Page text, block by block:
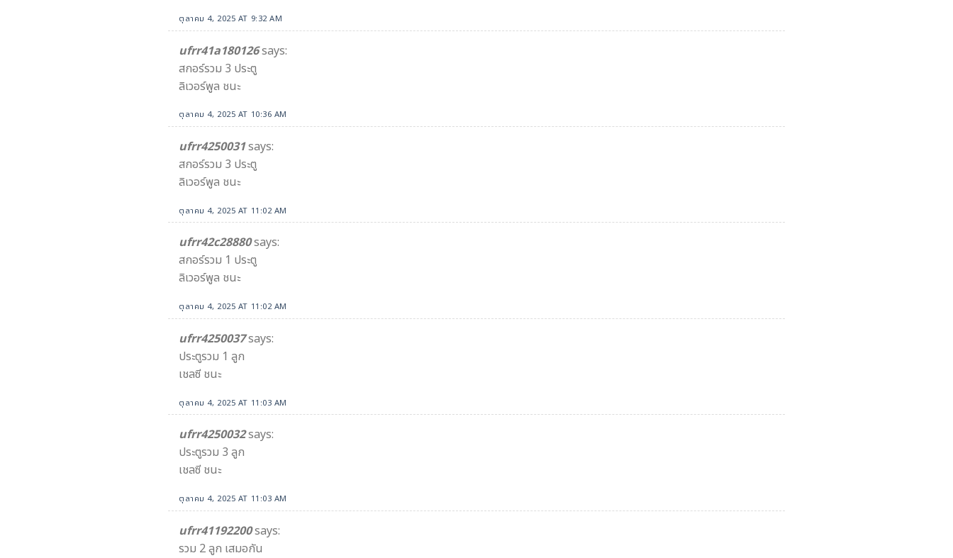
ตุลาคม 4, 2025 AT 9:32 AM
ufrr41a180126says:
สกอร์รวม 3 ประตู
ลิเวอร์พูล ชนะ
ตุลาคม 4, 2025 AT 10:36 AM
ufrr4250031says:
สกอร์รวม 3 ประตู
ลิเวอร์พูล ชนะ
ตุลาคม 4, 2025 AT 11:02 AM
ufrr42c28880says:
สกอร์รวม 1 ประตู
ลิเวอร์พูล ชนะ
ตุลาคม 4, 2025 AT 11:02 AM
ufrr4250037says:
ประตูรวม 1 ลูก
เชลซี ชนะ
ตุลาคม 4, 2025 AT 11:03 AM
ufrr4250032says:
ประตูรวม 3 ลูก
เชลซี ชนะ
ตุลาคม 4, 2025 AT 11:03 AM
ufrr41192200says:
รวม 2 ลูก เสมอกัน